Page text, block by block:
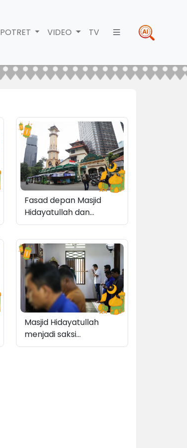
POTRET VIDEO TV
Fasad depan Masjid
Hidayatullah dan
menara yang dibangun
belakangan
Masjid Hidayatullah
menjadi saksi
penyebaran Islam di